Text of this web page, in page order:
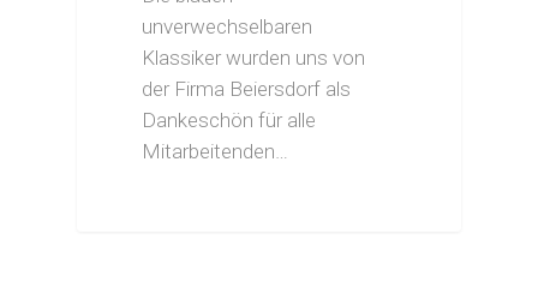
unverwechselbaren
Klassiker wurden uns von
der Firma Beiersdorf als
Dankeschön für alle
Mitarbeitenden…